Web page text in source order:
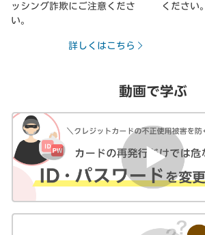
ッシング詐欺にご注意くださ
い。
詳しくはこちら
ください。
動画で学ぶ